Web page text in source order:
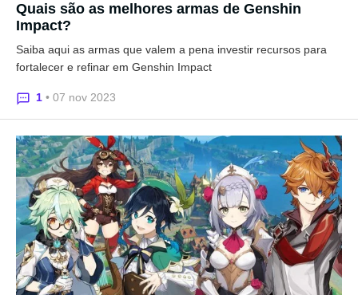
Quais são as melhores armas de Genshin
Impact?
Saiba aqui as armas que valem a pena investir recursos para
fortalecer e refinar em Genshin Impact
1 • 07 nov 2023